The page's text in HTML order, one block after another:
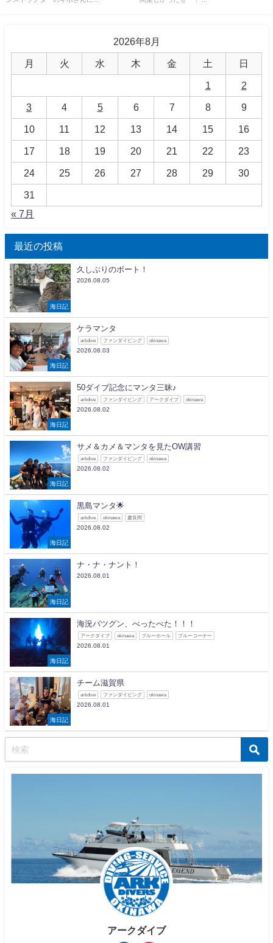
2026年8月
月 火 水 木 金 土 日
1 2
3 4 5 6 7 8 9
10 11 12 13 14 15 16
17 18 19 20 21 22 23
24 25 26 27 28 29 30
31
« 7月
最近の投稿
海日記
久しぶりのボート！
2026.08.05
海日記
ケラマンタ
arkdive ファンダイビング okinawa
2026.08.03
海日記
50ダイブ記念にマンタ三昧♪
arkdive ファンダイビング アークダイブ okinawa
2026.08.02
海日記
サメ＆カメ＆マンタを見たOW講習
arkdive ファンダイビング okinawa
2026.08.02
海日記
黒島マンタ🌟
arkdive okinawa 慶良間
2026.08.02
海日記
ナ・ナ・ナント！
2026.08.01
海日記
海況バツグン、べったべた！！！
アークダイブ okinawa ブルーホール ブルーコーナー
2026.08.01
海日記
チーム滋賀県
arkdive ファンダイビング okinawa
2026.08.01
アークダイブ